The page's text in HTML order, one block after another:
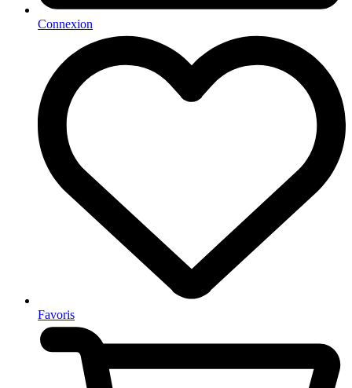
Connexion
Favoris